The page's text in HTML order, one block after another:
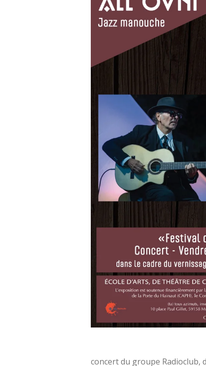
concert du groupe Radioclub,